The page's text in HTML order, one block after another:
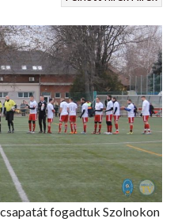
fogadtuk Szolnokon